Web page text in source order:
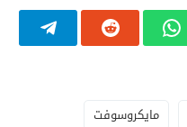
مايكروسوفت